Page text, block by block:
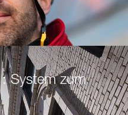
System zum